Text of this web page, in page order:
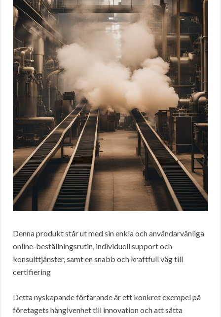
Denna produkt står ut med sin enkla och användarvänliga
online-beställningsrutin, individuell support och
konsulttjänster, samt en snabb och kraftfull väg till
certifiering
Detta nyskapande förfarande är ett konkret exempel på
företagets hängivenhet till innovation och att sätta